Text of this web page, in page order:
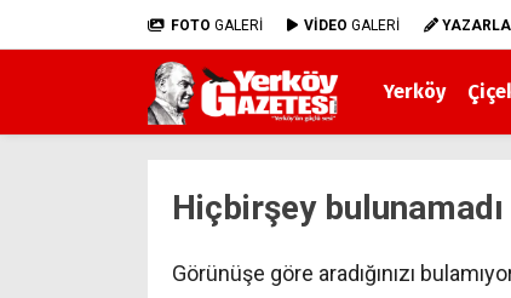
FOTO GALERİ VİDEO GALERİ
Yerköy
Hiçbirşey bulunamadı
Görünüşe göre aradığınızı